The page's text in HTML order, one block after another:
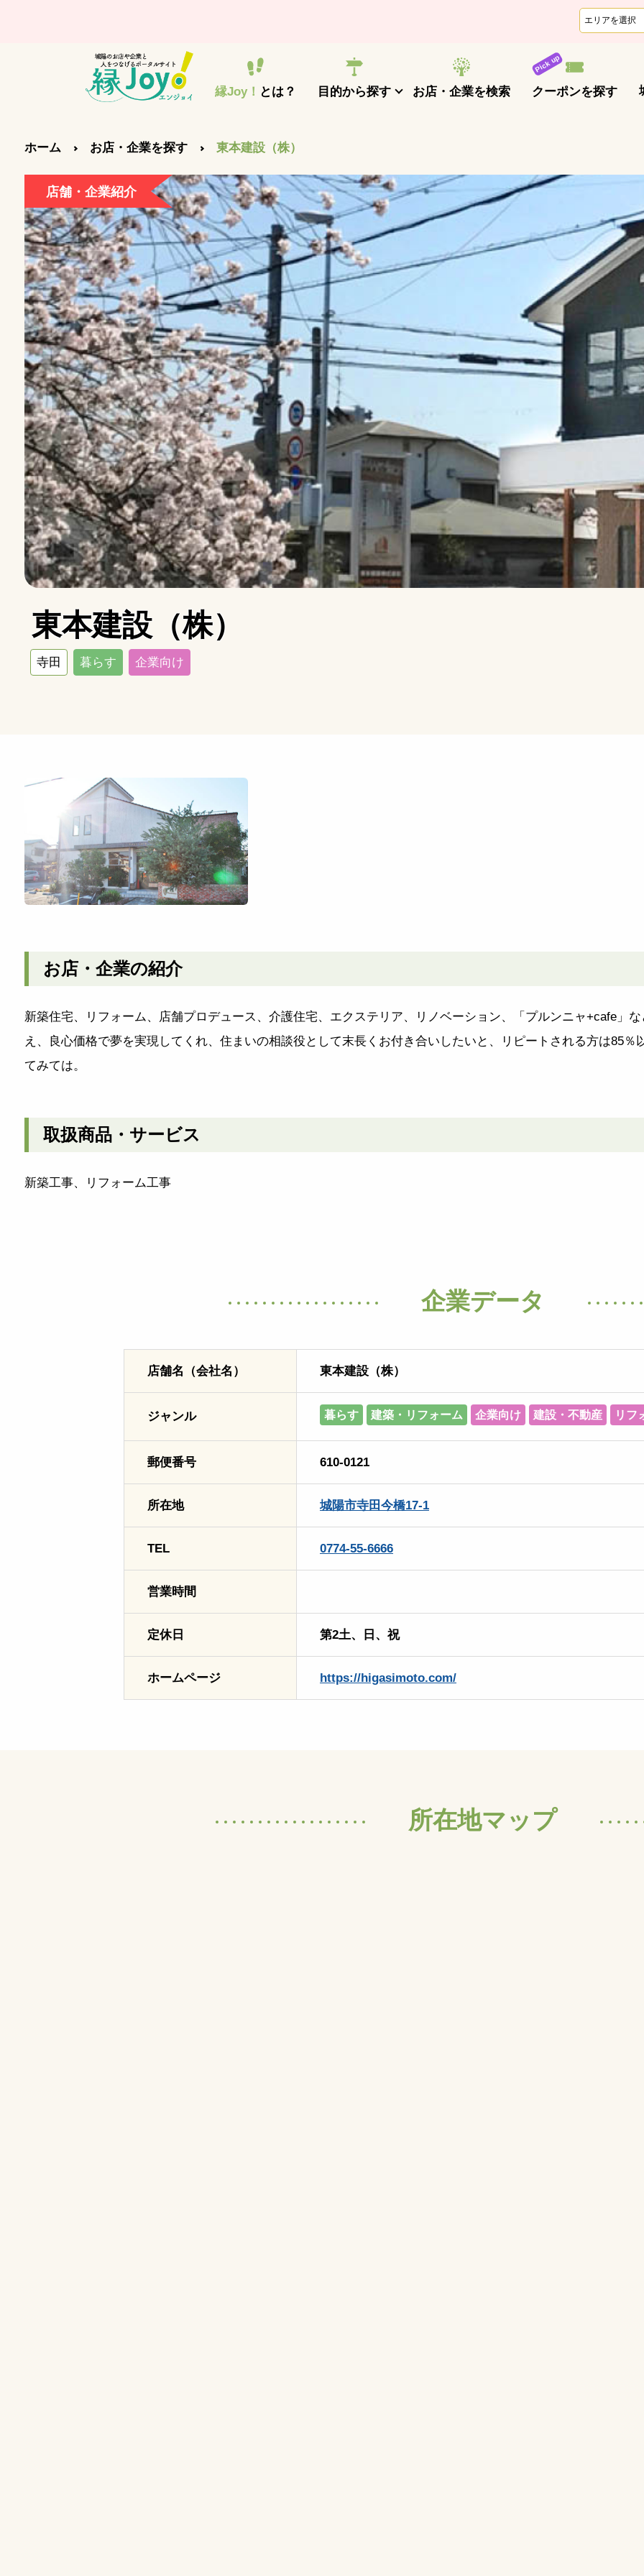
縁Joy！ とは？ 目的から探す お店・企業を検索 クーポンを探す
ホーム お店・企業を探す 東本建設（株）
店舗・企業紹介
東本建設（株）
寺田 暮らす 企業向け
お店・企業の紹介
新築住宅、リフォーム、店舗プロデュース、介護住宅、エクステリア、リノベーション、「プルンニャ+cafe」
え、良心価格で夢を実現してくれ、住まいの相談役として末長くお付き合いしたいと、リピートされる方は85
てみては。
取扱商品・サービス
新築工事、リフォーム工事
企業データ
店舗名（会社名） 東本建設（株）
ジャンル 暮らす 建築・リフォーム 企業向け 建設・不動産 リフ
郵便番号 610-0121
所在地 城陽市寺田今橋17-1
TEL 0774-55-6666
営業時間
定休日 第2土、日、祝
ホームページ https://higasimoto.com/
所在地マップ